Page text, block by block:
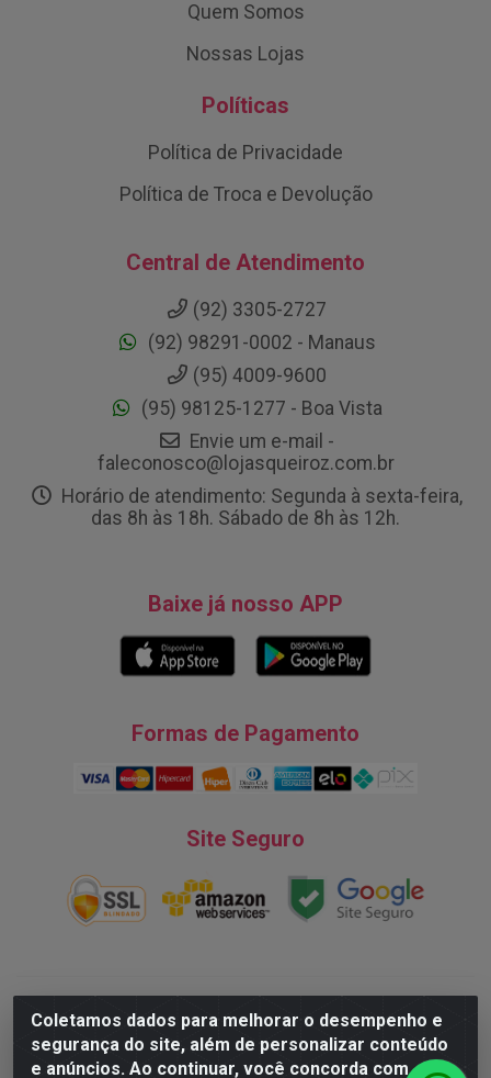
Coletamos dados para melhorar o desempenho e
segurança do site, além de personalizar conteúdo
e anúncios. Ao continuar, você concorda com
Quem Somos
Nossas Lojas
Políticas
Política de Privacidade
Política de Troca e Devolução
Central de Atendimento
(92) 3305-2727
(92) 98291-0002 - Manaus
(95) 4009-9600
(95) 98125-1277 - Boa Vista
Envie um e-mail -
faleconosco@lojasqueiroz.com.br
Horário de atendimento: Segunda à sexta-feira,
das 8h às 18h. Sábado de 8h às 12h.
Baixe já nosso APP
Formas de Pagamento
Site Seguro
Natureza Comércio de Descartáveis LTDA - Endereço: Av. do
Turismo, 28, Tarumã - CNPJ:08.038.545/0001-07 © 2016
Todos dos direitos reservados.